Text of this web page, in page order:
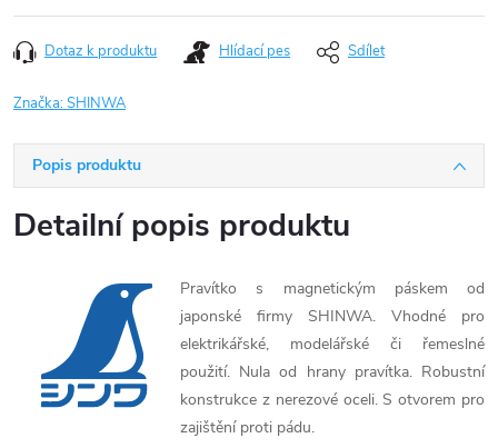
Dotaz k produktu Hlídací pes Sdílet
Značka:SHINWA
Popis produktu
Detailní popis produktu
Pravítko s magnetickým páskem od
japonské firmy SHINWA. Vhodné pro
elektrikářské, modelářské či řemeslné
použití. Nula od hrany pravítka. Robustní
konstrukce z nerezové oceli. S otvorem pro
zajištění proti pádu.